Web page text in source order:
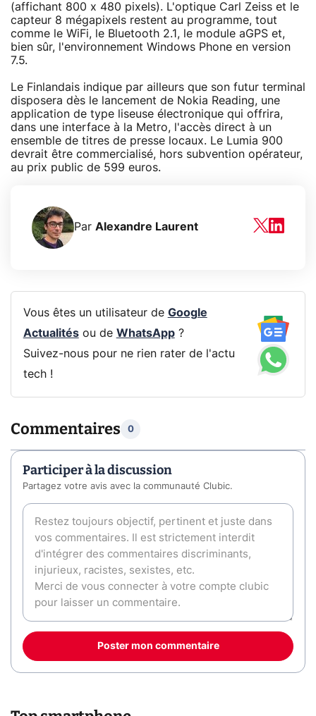
(affichant 800 x 480 pixels). L'optique Carl Zeiss et le
capteur 8 mégapixels restent au programme, tout
comme le WiFi, le Bluetooth 2.1, le module aGPS et,
bien sûr, l'environnement Windows Phone en version
7.5.
Le Finlandais indique par ailleurs que son futur terminal
disposera dès le lancement de Nokia Reading, une
application de type liseuse électronique qui offrira,
dans une interface à la Metro, l'accès direct à un
ensemble de titres de presse locaux. Le Lumia 900
devrait être commercialisé, hors subvention opérateur,
au prix public de 599 euros.
Par Alexandre Laurent
Vous êtes un utilisateur de Google
Actualitésou de WhatsApp?
Suivez-nous pour ne rien rater de l'actu
tech !
Commentaires 0
Participer à la discussion
Partagez votre avis avec la communauté Clubic.
Poster mon commentaire